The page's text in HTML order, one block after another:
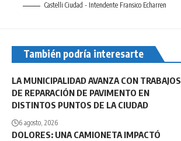
Castelli Ciudad - Intendente Fransico Echarren
También podría interesarte
LA MUNICIPALIDAD AVANZA CON TRABAJOS
DE REPARACIÓN DE PAVIMENTO EN
DISTINTOS PUNTOS DE LA CIUDAD
6 agosto, 2026
DOLORES: UNA CAMIONETA IMPACTÓ